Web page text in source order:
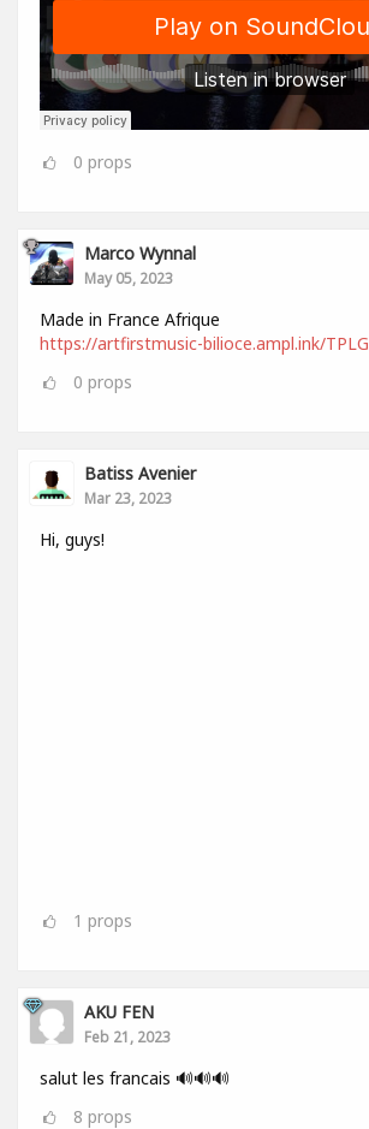
0 props
Marco Wynnal
May 05, 2023
Made in France Afrique
https://artfirstmusic-bilioce.ampl.ink/TPLG
0 props
Batiss Avenier
Mar 23, 2023
Hi, guys!
1 props
AKU FEN
Feb 21, 2023
salut les francais 🔊🔊🔊
8 props